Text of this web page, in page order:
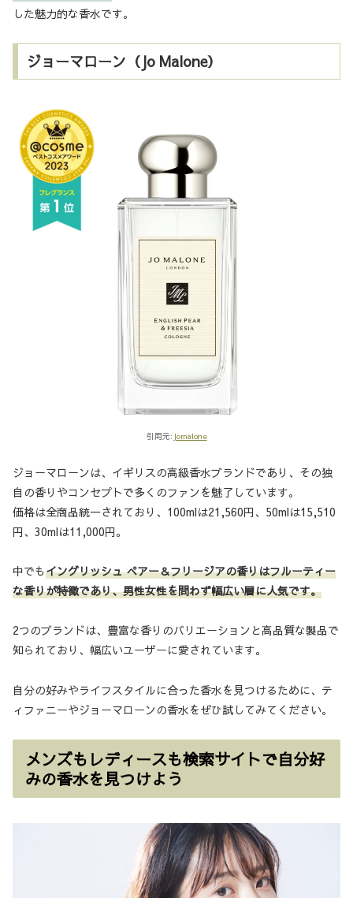
した魅力的な香水です。
ジョーマローン（Jo Malone）
引用元: Jomalone
ジョーマローンは、イギリスの高級香水ブランドであり、その独
自の香りやコンセプトで多くのファンを魅了しています。
価格は全商品統一されており、100mlは21,560円、50mlは15,510
円、30mlは11,000円。
中でもイングリッシュ ぺアー＆フリージアの香りはフルーティー
な香りが特徴であり、男性女性を問わず幅広い層に人気です。
2つのブランドは、豊富な香りのバリエーションと高品質な製品で
知られており、幅広いユーザーに愛されています。
自分の好みやライフスタイルに合った香水を見つけるために、テ
ィファニーやジョーマローンの香水をぜひ試してみてください。
メンズもレディースも検索サイトで自分好
みの香水を見つけよう